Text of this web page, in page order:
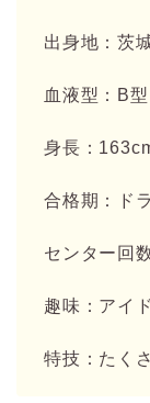
出身地：茨
血液型：B型
身長：
合格期：ド
センター回
趣味：アイ
特技：たく